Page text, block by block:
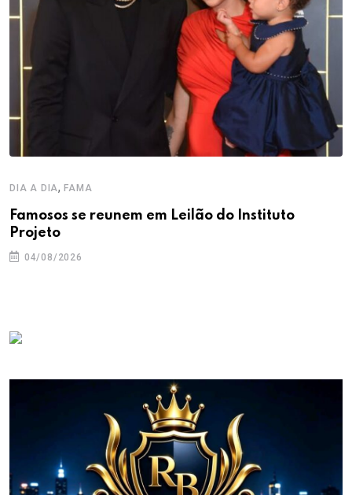
DIA A DIA,FAMA
Famosos se reunem em Leilão do Instituto
Projeto
04/08/2026